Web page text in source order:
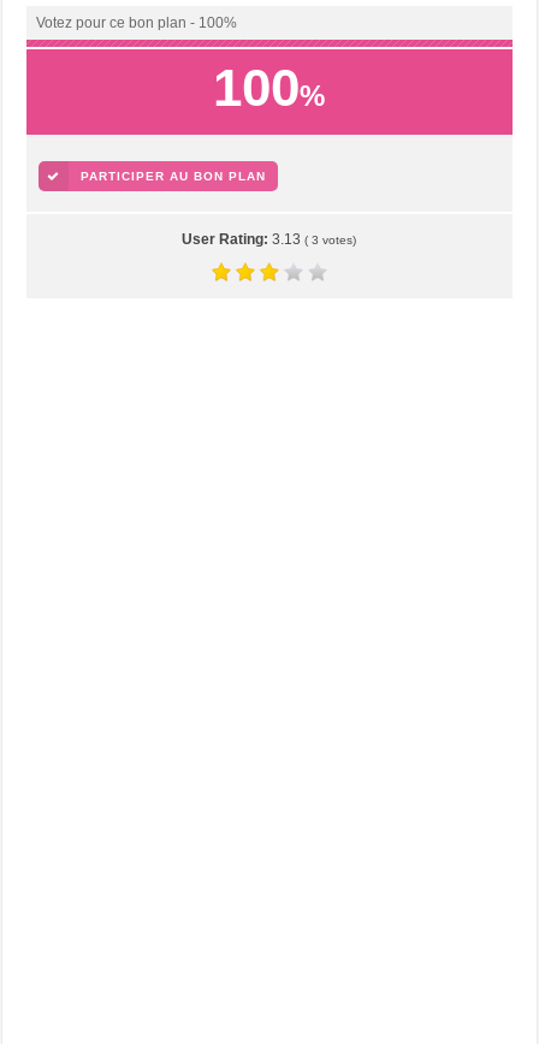
Votez pour ce bon plan - 100%
100%
PARTICIPER AU BON PLAN
User Rating:3.13 (3 votes)